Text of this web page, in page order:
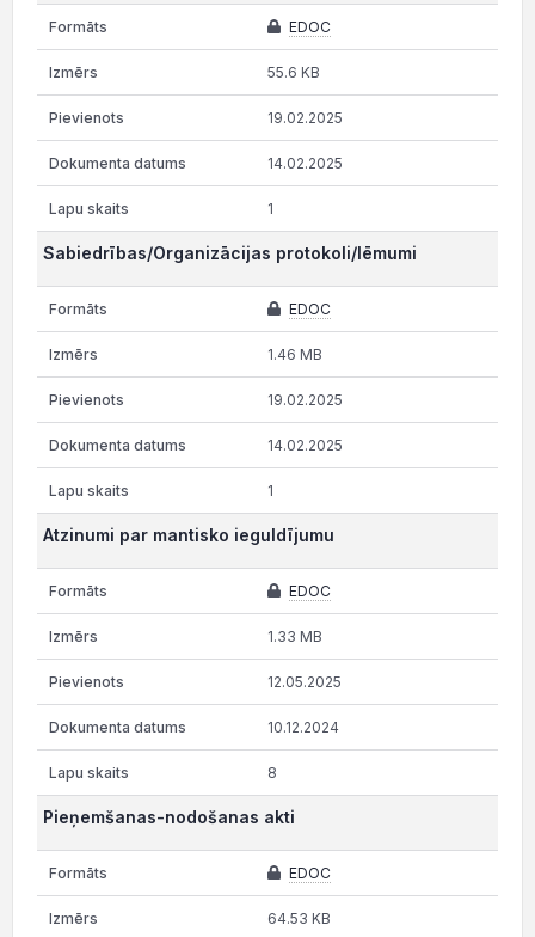
EDOC
55.6 KB
19.02.2025
14.02.2025
1
Sabiedrības/Organizācijas protokoli/lēmumi
EDOC
1.46 MB
19.02.2025
14.02.2025
1
Atzinumi par mantisko ieguldījumu
EDOC
1.33 MB
12.05.2025
10.12.2024
8
Pieņemšanas-nodošanas akti
EDOC
64.53 KB